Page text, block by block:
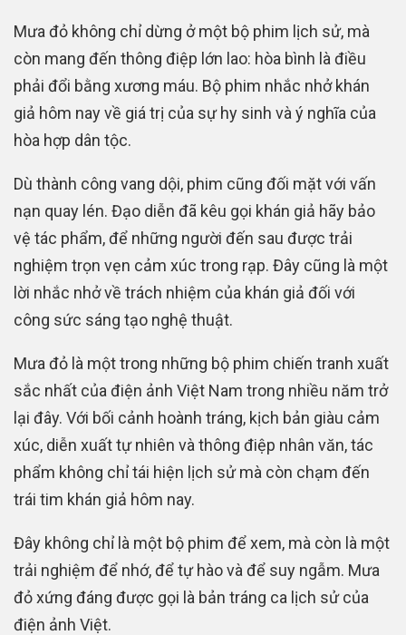
Mưa đỏ không chỉ dừng ở một bộ phim lịch sử, mà
còn mang đến thông điệp lớn lao: hòa bình là điều
phải đổi bằng xương máu. Bộ phim nhắc nhở khán
giả hôm nay về giá trị của sự hy sinh và ý nghĩa của
hòa hợp dân tộc.
Dù thành công vang dội, phim cũng đối mặt với vấn
nạn quay lén. Đạo diễn đã kêu gọi khán giả hãy bảo
vệ tác phẩm, để những người đến sau được trải
nghiệm trọn vẹn cảm xúc trong rạp. Đây cũng là một
lời nhắc nhở về trách nhiệm của khán giả đối với
công sức sáng tạo nghệ thuật.
Mưa đỏ là một trong những bộ phim chiến tranh xuất
sắc nhất của điện ảnh Việt Nam trong nhiều năm trở
lại đây. Với bối cảnh hoành tráng, kịch bản giàu cảm
xúc, diễn xuất tự nhiên và thông điệp nhân văn, tác
phẩm không chỉ tái hiện lịch sử mà còn chạm đến
trái tim khán giả hôm nay.
Đây không chỉ là một bộ phim để xem, mà còn là một
trải nghiệm để nhớ, để tự hào và để suy ngẫm. Mưa
đỏ xứng đáng được gọi là bản tráng ca lịch sử của
điện ảnh Việt.